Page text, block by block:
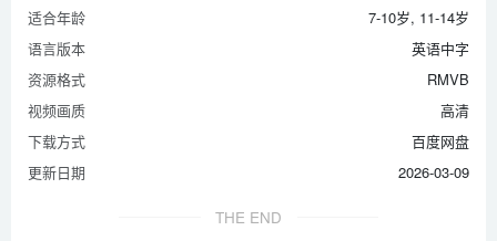
适合年龄
7-10岁, 11-14岁
语言版本
英语中字
资源格式
RMVB
视频画质
高清
下载方式
百度网盘
更新日期
2026-03-09
THE END